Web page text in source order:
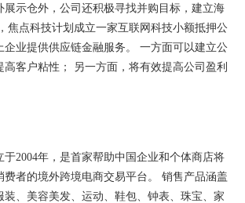
展示仓外，公司还积极寻找并购目标，建立海
焦点科技计划成立一家互联网科技小额抵押公
企业提供供应链金融服务。 一方面可以建立公
客户粘性； 另一方面，将有效提高公司盈利
于2004年，是首家帮助中国企业和个体商店将
费者的境外跨境电商交易平台。 销售产品涵盖
装、美容美发、运动、鞋包、钟表、珠宝、家